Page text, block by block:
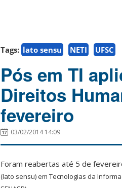
Tags: lato sensu NETI UFSC
Pós em TI
Direitos
fevereiro
03/02/2014 14:09
Foram reabertas até 5 de
(lato sensu) em Tecnologias da